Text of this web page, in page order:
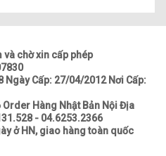
chờ xin cấp phép
Ngày Cấp: 27/04/2012 Nơi Cấp:
Order Hàng Nhật Bản Nội Địa
- 04.6253.2366
ở HN, giao hàng toàn quốc